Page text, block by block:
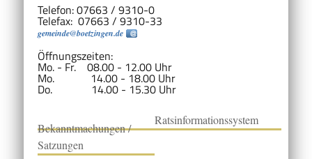
Telefon: 07663 / 9310-0
Telefax: 07663 / 9310-33
gemeinde@boetzingen.de
Öffnungszeiten:
Mo. - Fr. 08.00 - 12.00 Uhr
Mo. 14.00 - 18.00 Uhr
Do. 14.00 - 15.30 Uhr
Bekanntmachungen /
Satzungen
Ratsinformationssystem